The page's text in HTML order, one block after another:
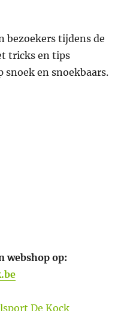
bezoekers tijdens de
tricks en tips
snoek en snoekbaars.
webshop op: